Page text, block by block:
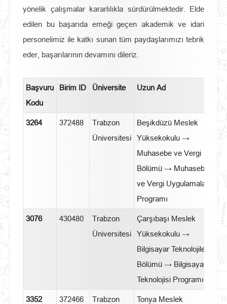
yönelik çalışmalar kararlılıkla sürdürülmektedir. Elde
edilen bu başarıda emeği geçen akademik ve idari
personelimiz ile katkı sunan tüm paydaşlarımızı tebrik
eder, başarılarının devamını dileriz.
Başvuru
Kodu
Birim ID Üniversite Uzun Ad
3264 372488
Trabzon
Üniversitesi
Beşikdüzü Meslek
Yüksekokulu →
Muhasebe ve Vergi
Bölümü → Muhasebe
ve Vergi Uygulamaları
Programı
3076 430480
Trabzon
Üniversitesi
Çarşıbaşı Meslek
Yüksekokulu →
Bilgisayar Teknolojileri
Bölümü → Bilgisayar
Teknolojisi Programı
3352 372466
Trabzon
Tonya Meslek